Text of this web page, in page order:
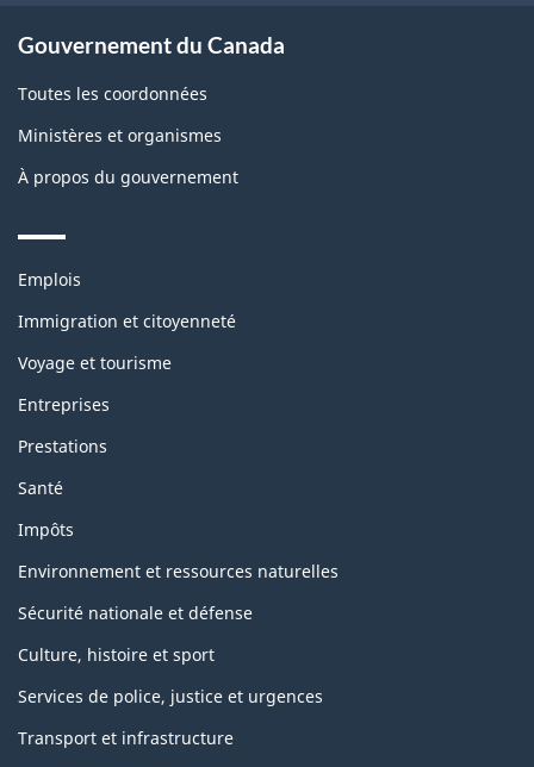
Gouvernement du Canada
Toutes les coordonnées
Ministères et organismes
À propos du gouvernement
Themes
topics
Emplois
Immigration et citoyenneté
Voyage et tourisme
Entreprises
Prestations
Santé
Impôts
Environnement et ressources naturelles
Sécurité nationale et défense
Culture, histoire et sport
Services de police, justice et urgences
Transport et infrastructure